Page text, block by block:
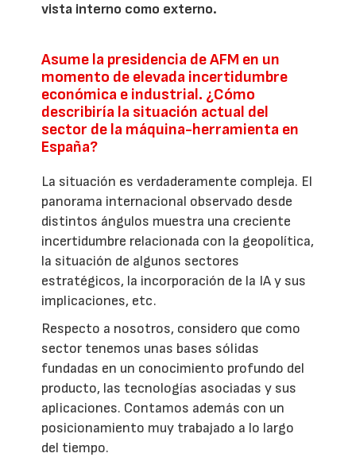
vista interno como externo.
Asume la presidencia de AFM en un
momento de elevada incertidumbre
económica e industrial. ¿Cómo
describiría la situación actual del
sector de la máquina-herramienta en
España?
La situación es verdaderamente compleja. El
panorama internacional observado desde
distintos ángulos muestra una creciente
incertidumbre relacionada con la geopolítica,
la situación de algunos sectores
estratégicos, la incorporación de la IA y sus
implicaciones, etc.
Respecto a nosotros, considero que como
sector tenemos unas bases sólidas
fundadas en un conocimiento profundo del
producto, las tecnologías asociadas y sus
aplicaciones. Contamos además con un
posicionamiento muy trabajado a lo largo
del tiempo.